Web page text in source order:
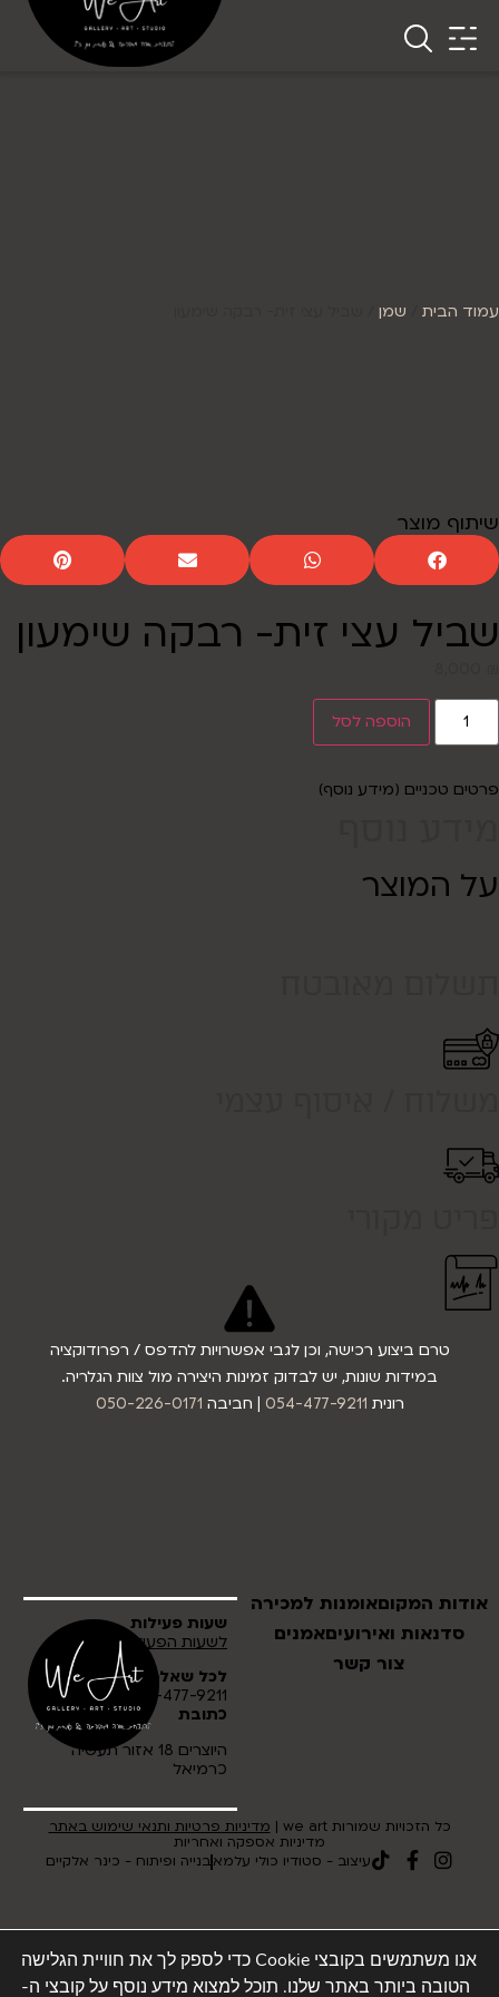
עמוד הבית שמן
שיתוף מוצר
שביל עצי זית- רבקה שימעון
הוספה לסל
פרטים טכניים (מידע נוסף)
על המוצר
טרם ביצוע רכישה, וכן לגבי אפשרויות להדפס / רפרודוקציה
במידות שונות, יש לבדוק זמינות היצירה מול צוות הגלריה.
רונית 054-477-9211 | חביבה 050-226-0171
שעות פעילות
לשעות הפעילות לחץ כאן
לכל שאלה
054-477-9211
כתובת
היוצרים 18 אזור תעשיה
כרמיאל
אודות המקוםאומנות למכירה
סדנאות ואירועיםאמנים
צור קשר
כל הזכויות שמורות we art |
מדיניות פרטיות ותנאי שימוש באתר
מדיניות אספקה ואחריות
עיצוב - סטודיו כולי עלמאבנייה ופיתוח - כינר אלקיים
אנו משתמשים בקובצי Cookie כדי לספק לך את חוויית הגלישה
הטובה ביותר באתר שלנו. תוכל למצוא מידע נוסף על קובצי ה-